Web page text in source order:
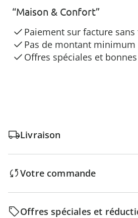
“Maison & Confort”
Paiement sur facture sans
Pas de montant minimum
Offres spéciales et
Livraison
Votre commande
Offres spéciales et